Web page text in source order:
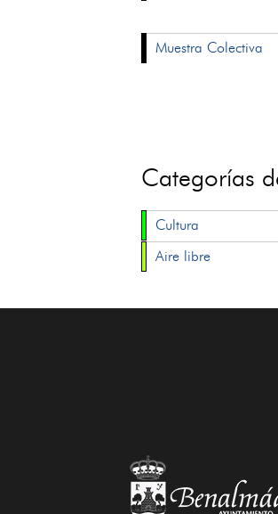
Muestra Colectiva
Categorías
Cultura
Aire libre